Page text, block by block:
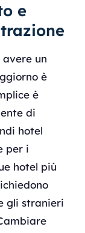
e
un
è
è
di
hotel
per i
hotel più
gli stranieri